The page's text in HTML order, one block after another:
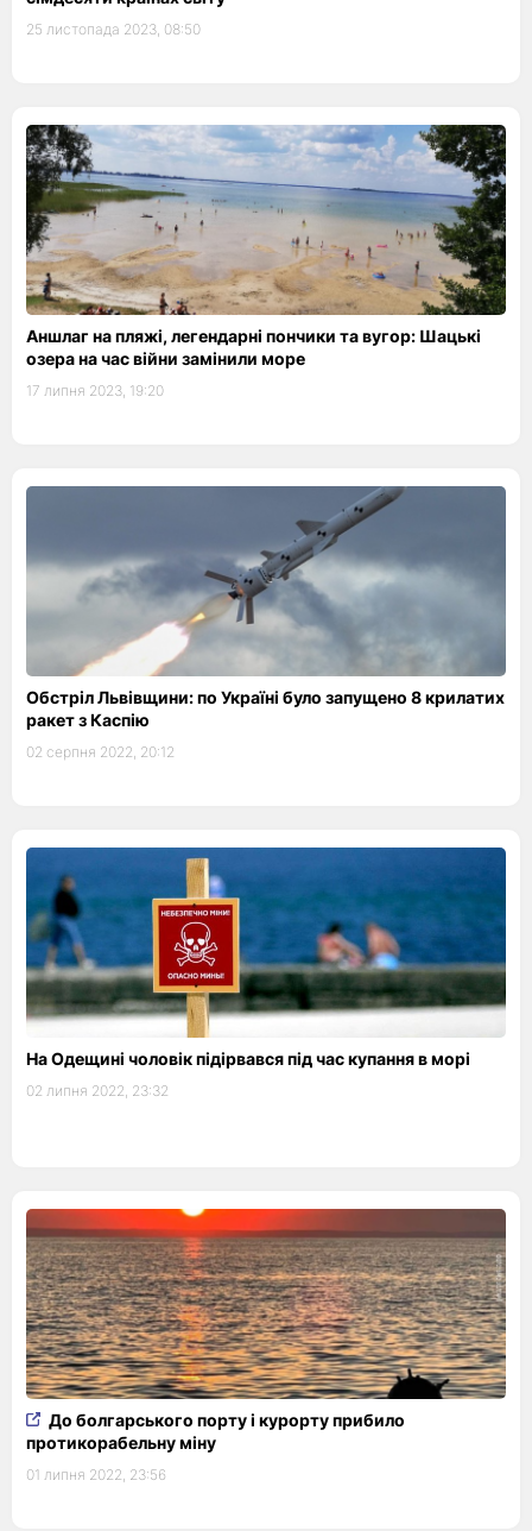
25 листопада 2023, 08:50
Аншлаг на пляжі, легендарні пончики та вугор: Шацькі
озера на час війни замінили море
17 липня 2023, 19:20
Обстріл Львівщини: по Україні було запущено 8 крилатих
ракет з Каспію
02 серпня 2022, 20:12
На Одещині чоловік підірвався під час купання в морі
02 липня 2022, 23:32
До болгарського порту і курорту прибило
протикорабельну міну
01 липня 2022, 23:56